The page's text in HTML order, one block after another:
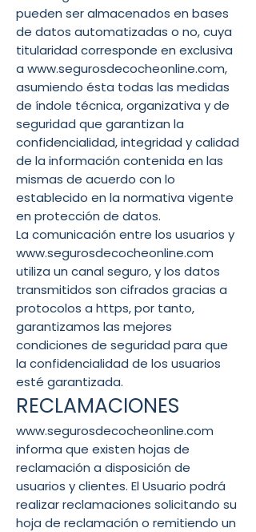
pueden ser almacenados en bases
de datos automatizadas o no, cuya
titularidad corresponde en exclusiva
a www.segurosdecocheonline.com,
asumiendo ésta todas las medidas
de índole técnica, organizativa y de
seguridad que garantizan la
confidencialidad, integridad y calidad
de la información contenida en las
mismas de acuerdo con lo
establecido en la normativa vigente
en protección de datos.
La comunicación entre los usuarios y
www.segurosdecocheonline.com
utiliza un canal seguro, y los datos
transmitidos son cifrados gracias a
protocolos a https, por tanto,
garantizamos las mejores
condiciones de seguridad para que
la confidencialidad de los usuarios
esté garantizada.
RECLAMACIONES
www.segurosdecocheonline.com
informa que existen hojas de
reclamación a disposición de
usuarios y clientes. El Usuario podrá
realizar reclamaciones solicitando su
hoja de reclamación o remitiendo un